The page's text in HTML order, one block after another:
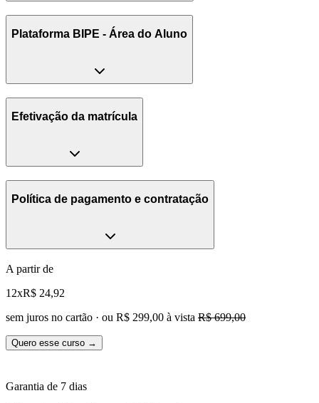
Plataforma BIPE - Área do Aluno
Efetivação da matrícula
Política de pagamento e contratação
A partir de
12xR$ 24,92
sem juros no cartão · ou R$ 299,00 à vista R$ 699,00
Quero esse curso →
Garantia de 7 dias